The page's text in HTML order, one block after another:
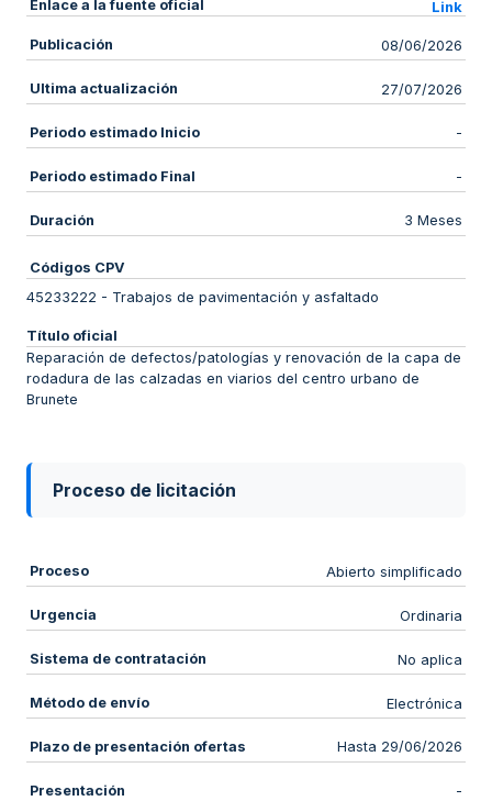
Enlace a la fuente oficial Link
Publicación 08/06/2026
Ultima actualización 27/07/2026
Periodo estimado Inicio -
Periodo estimado Final -
Duración 3 Meses
Códigos CPV
45233222 - Trabajos de pavimentación y asfaltado
Título oficial
Reparación de defectos/patologías y renovación de la capa de
rodadura de las calzadas en viarios del centro urbano de
Brunete
Proceso de licitación
Proceso Abierto simplificado
Urgencia Ordinaria
Sistema de contratación No aplica
Método de envío Electrónica
Plazo de presentación ofertas Hasta 29/06/2026
Presentación -